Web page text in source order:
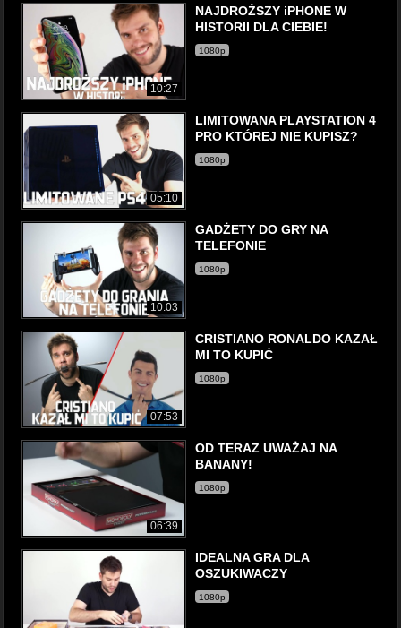
10:27
NAJDROŻSZY iPHONE W
HISTORII DLA CIEBIE!
1080p
05:10
LIMITOWANA PLAYSTATION 4
PRO KTÓREJ NIE KUPISZ?
1080p
10:03
GADŻETY DO GRY NA
TELEFONIE
1080p
07:53
CRISTIANO RONALDO KAZAŁ
MI TO KUPIĆ
1080p
06:39
OD TERAZ UWAŻAJ NA
BANANY!
1080p
IDEALNA GRA DLA
OSZUKIWACZY
1080p